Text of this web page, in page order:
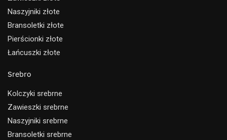
Naszyjniki złote
Bransoletki złote
Pierścionki złote
Łańcuszki złote
Srebro
Kolczyki srebrne
Zawieszki srebrne
Naszyjniki srebrne
Bransoletki srebrne